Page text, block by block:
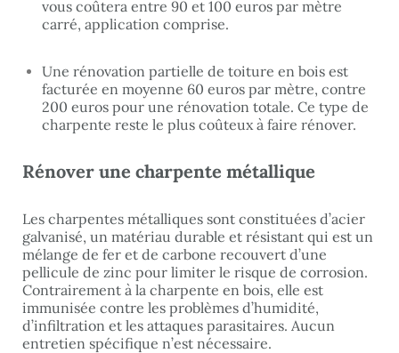
vous coûtera entre 90 et 100 euros par mètre
carré, application comprise.
Une rénovation partielle de toiture en bois est
facturée en moyenne 60 euros par mètre, contre
200 euros pour une rénovation totale. Ce type de
charpente reste le plus coûteux à faire rénover.
Rénover une charpente métallique
Les charpentes métalliques sont constituées d’acier
galvanisé, un matériau durable et résistant qui est un
mélange de fer et de carbone recouvert d’une
pellicule de zinc pour limiter le risque de corrosion.
Contrairement à la charpente en bois, elle est
immunisée contre les problèmes d’humidité,
d’infiltration et les attaques parasitaires. Aucun
entretien spécifique n’est nécessaire.